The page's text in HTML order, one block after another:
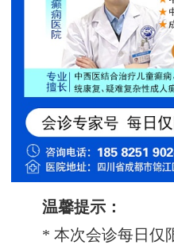
温馨提示：
* 本次会诊每日仅